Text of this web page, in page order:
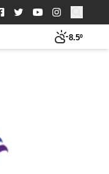
Buscar:
8.5º